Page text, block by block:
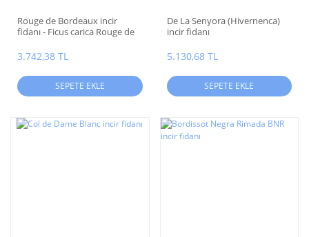
Rouge de Bordeaux incir
fidanı - Ficus carica Rouge de
3.742,38 TL
SEPETE EKLE
De La Senyora (Hivernenca)
incir fidanı
5.130,68 TL
SEPETE EKLE